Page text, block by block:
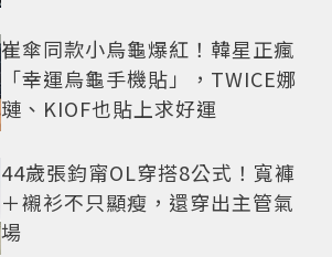
崔傘同款小烏龜爆紅！韓星正瘋
「幸運烏龜手機貼」，TWICE娜
璉、KIOF也貼上求好運
44歲張鈞甯OL穿搭8公式！寬褲
＋襯衫不只顯瘦，還穿出主管氣
場